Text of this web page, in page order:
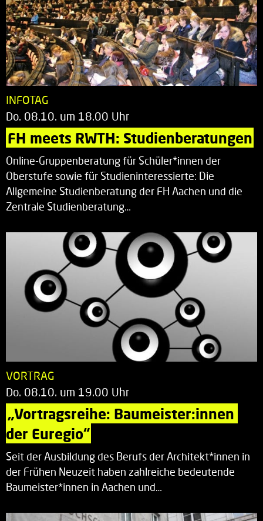
INFOTAG
Do. 08.10. um 18.00 Uhr
FH meets RWTH: Studienberatungen
Online-Gruppenberatung für Schüler*innen der
Oberstufe sowie für Studieninteressierte: Die
Allgemeine Studienberatung der FH Aachen und die
Zentrale Studienberatung…
VORTRAG
Do. 08.10. um 19.00 Uhr
„Vortragsreihe: Baumeister:innen
der Euregio“
Seit der Ausbildung des Berufs der Architekt*innen in
der Frühen Neuzeit haben zahlreiche bedeutende
Baumeister*innen in Aachen und…